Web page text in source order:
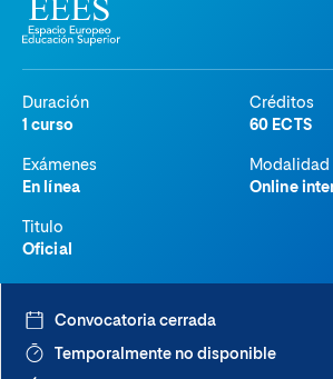
Duración
1 curso
Créditos
60 ECTS
Exámenes
En línea
Modalidad
Online
Titulo
Oficial
Convocatoria cerrada
Temporalmente no disponible